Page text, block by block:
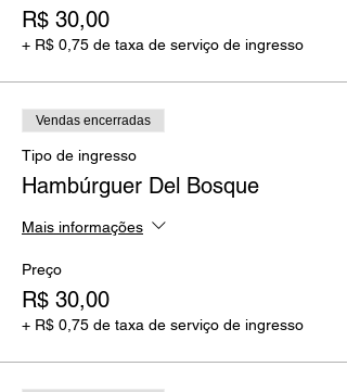
R$ 30,00
+ R$ 0,75 de taxa de serviço de ingresso
Vendas encerradas
Tipo de ingresso
Hambúrguer Del Bosque
Mais informações
Preço
R$ 30,00
+ R$ 0,75 de taxa de serviço de ingresso